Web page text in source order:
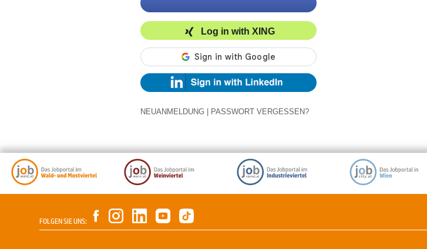
Log in with XING
NEUANMELDUNG PASSWORT VERGESSEN?
FOLGEN SIE UNS: